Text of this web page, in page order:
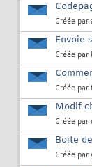
Créée par
Envoie
Créée par
Créée par
Modif
Créée par
Boite
Créée par